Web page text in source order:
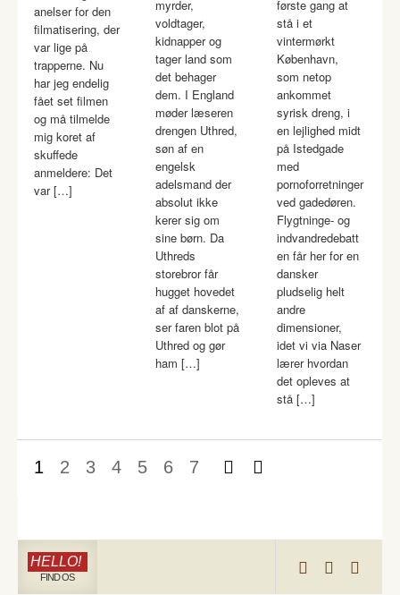
anelser for den
filmatisering, der
var lige på
trapperne. Nu
har jeg endelig
fået set filmen
og må tilmelde
mig koret af
skuffede
anmeldere: Det
var […]
myrder,
voldtager,
kidnapper og
tager land som
det behager
dem. I England
møder læseren
drengen Uthred,
søn af en
engelsk
adelsmand der
absolut ikke
kerer sig om
sine børn. Da
Uthreds
storebror får
hugget hovedet
af af danskerne,
ser faren blot på
Uthred og gør
ham […]
første gang at
stå i et
vintermørkt
København,
som netop
ankommet
syrisk dreng, i
en lejlighed midt
på Istedgade
med
pornoforretninger
ved gadedøren.
Flygtninge- og
indvandredebatt
en får her for en
dansker
pludselig helt
andre
dimensioner,
idet vi via Naser
lærer hvordan
det opleves at
stå […]
1 2 3 4 5 6 7
HELLO!
FIND OS